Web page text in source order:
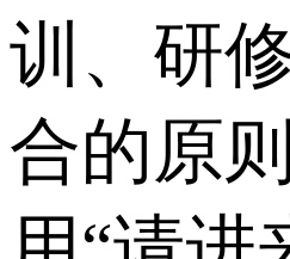
训、研
合的原